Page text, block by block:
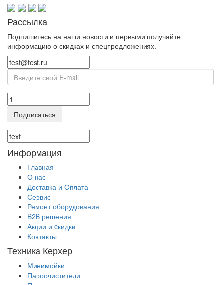
Рассылка
Подпишитесь на наши новости и первыми получайте
информацию о скидках и спецпредложениях.
Подписаться
Информация
Главная
О нас
Доставка и Оплата
Сервис
Ремонт оборудования
B2B решения
Акции и cкидки
Контакты
Техника Керхер
Минимойки
Пароочистители